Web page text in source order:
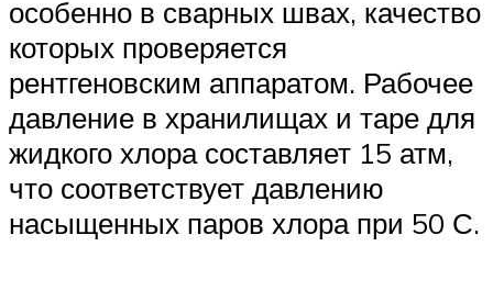
особенно в сварных швах, качество
которых проверяется
рентгеновским аппаратом. Рабочее
давление в хранилищах и таре для
жидкого хлора составляет 15 атм,
что соответствует давлению
насыщенных паров хлора при 50 С.